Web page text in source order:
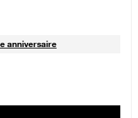
anniversaire